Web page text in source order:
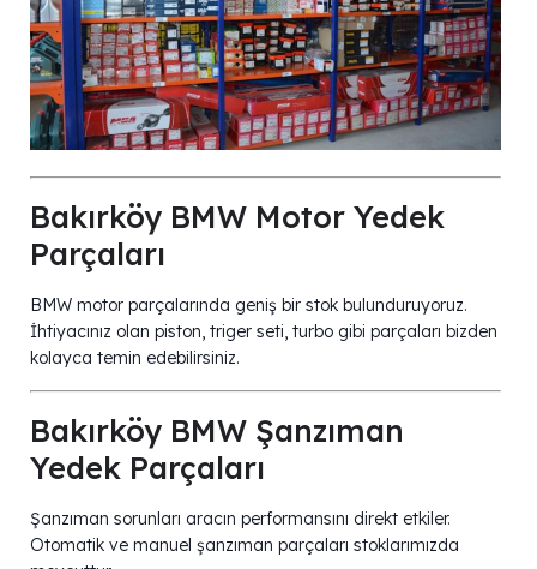
Bakırköy BMW Motor Yedek
Parçaları
BMW motor parçalarında geniş bir stok bulunduruyoruz.
İhtiyacınız olan piston, triger seti, turbo gibi parçaları bizden
kolayca temin edebilirsiniz.
Bakırköy BMW Şanzıman
Yedek Parçaları
Şanzıman sorunları aracın performansını direkt etkiler.
Otomatik ve manuel şanzıman parçaları stoklarımızda